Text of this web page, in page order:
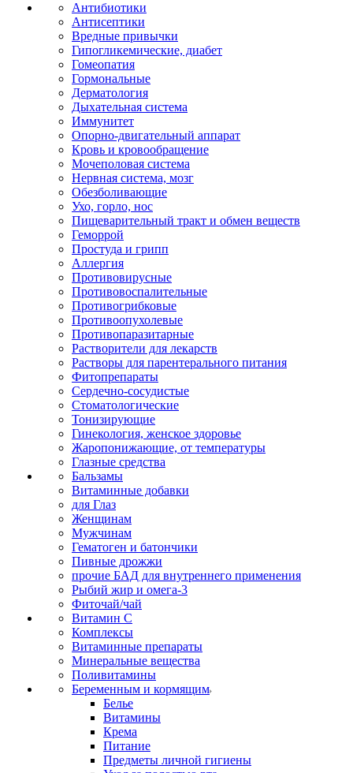
Антибиотики
Антисептики
Вредные привычки
Гипогликемические, диабет
Гомеопатия
Гормональные
Дерматология
Дыхательная система
Иммунитет
Опорно-двигательный аппарат
Кровь и кровообращение
Мочеполовая система
Нервная система, мозг
Обезболивающие
Ухо, горло, нос
Пищеварительный тракт и обмен веществ
Геморрой
Простуда и грипп
Аллергия
Противовирусные
Противовоспалительные
Противогрибковые
Противоопухолевые
Противопаразитарные
Растворители для лекарств
Растворы для парентерального питания
Фитопрепараты
Сердечно-сосудистые
Стоматологические
Тонизирующие
Гинекология, женское здоровье
Жаропонижающие, от температуры
Глазные средства
Бальзамы
Витаминные добавки
для Глаз
Женщинам
Мужчинам
Гематоген и батончики
Пивные дрожжи
прочие БАД для внутреннего применения
Рыбий жир и омега-3
Фиточай/чай
Витамин С
Комплексы
Витаминные препараты
Минеральные вещества
Поливитамины
Беременным и кормящим
Белье
Витамины
Крема
Питание
Предметы личной гигиены